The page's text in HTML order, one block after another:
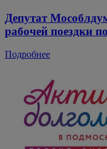
Депутат
рабочей поездки
Подробнее